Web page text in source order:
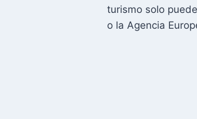
turismo solo
o la Agencia